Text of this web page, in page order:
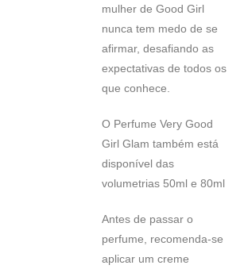
mulher de Good Girl
nunca tem medo de se
afirmar, desafiando as
expectativas de todos os
que conhece.
O Perfume Very Good
Girl Glam também está
disponível das
volumetrias 50ml e 80ml
Antes de passar o
perfume, recomenda-se
aplicar um creme